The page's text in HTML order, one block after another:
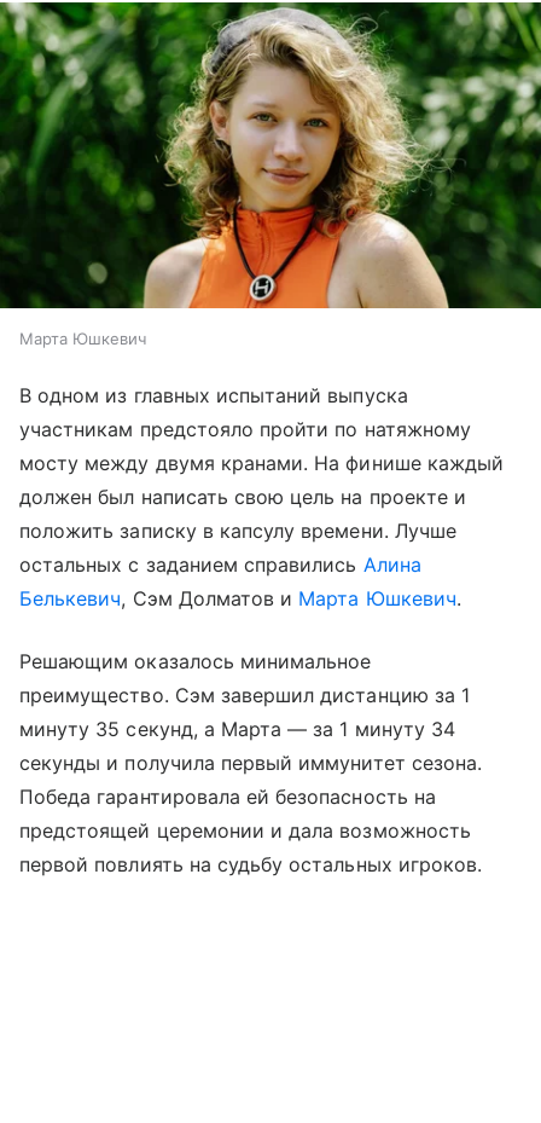
Марта Юшкевич
В одном из главных испытаний выпуска
участникам предстояло пройти по натяжному
мосту между двумя кранами. На финише каждый
должен был написать свою цель на проекте и
положить записку в капсулу времени. Лучше
остальных с заданием справились Алина
Белькевич, Сэм Долматов и Марта Юшкевич.
Решающим оказалось минимальное
преимущество. Сэм завершил дистанцию за 1
минуту 35 секунд, а Марта — за 1 минуту 34
секунды и получила первый иммунитет сезона.
Победа гарантировала ей безопасность на
предстоящей церемонии и дала возможность
первой повлиять на судьбу остальных игроков.